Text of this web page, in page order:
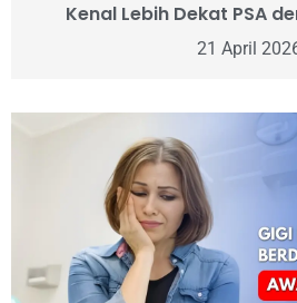
Kenal Lebih Dekat PSA
21 April